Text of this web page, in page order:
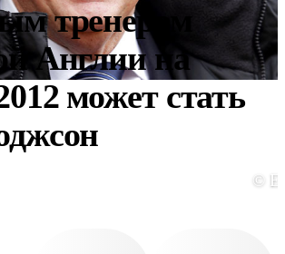
тренером
Англии на
может стать
©